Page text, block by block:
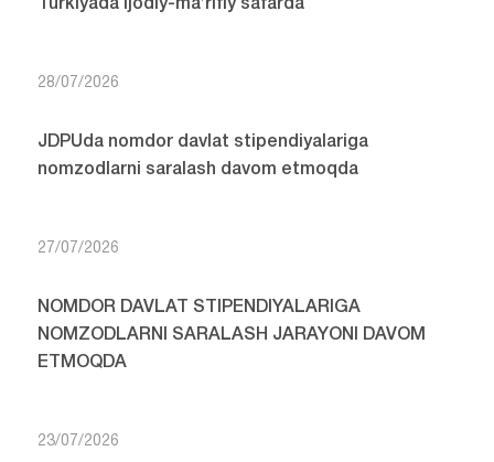
Turkiyada ijodiy-ma’rifiy safarda
28/07/2026
JDPUda nomdor davlat stipendiyalariga
nomzodlarni saralash davom etmoqda
27/07/2026
NOMDOR DAVLAT STIPENDIYALARIGA
NOMZODLARNI SARALASH JARAYONI DAVOM
ETMOQDA
23/07/2026